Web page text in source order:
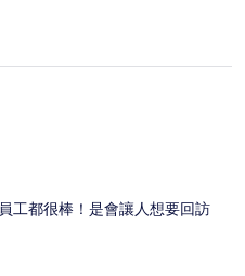
工都很棒！是會讓人想要回訪